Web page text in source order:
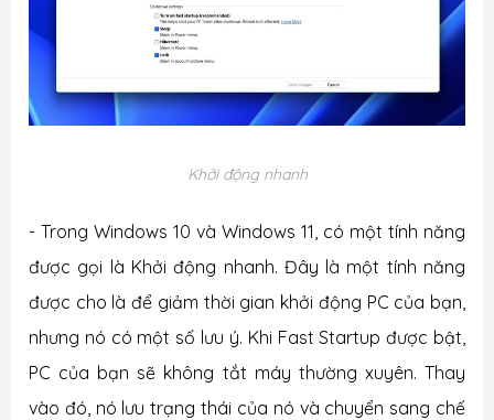
Khởi động nhanh
- Trong Windows 10 và Windows 11, có một tính năng
được gọi là Khởi động nhanh. Đây là một tính năng
được cho là để giảm thời gian khởi động PC của bạn,
nhưng nó có một số lưu ý. Khi Fast Startup được bật,
PC của bạn sẽ không tắt máy thường xuyên. Thay
vào đó, nó lưu trạng thái của nó và chuyển sang chế